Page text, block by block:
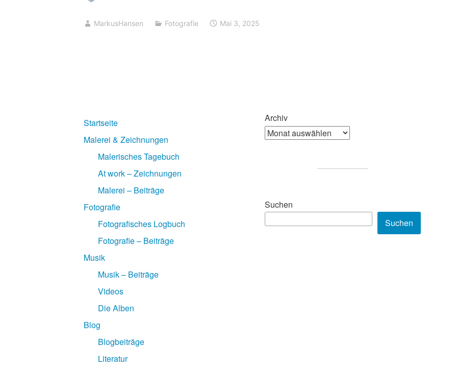
MarkusHansen Fotografie Mai 3, 2025
Startseite
Malerei & Zeichnungen
Malerisches Tagebuch
At work – Zeichnungen
Malerei – Beiträge
Fotografie
Fotografisches Logbuch
Fotografie – Beiträge
Musik
Musik – Beiträge
Videos
Die Alben
Blog
Blogbeiträge
Literatur
Archiv
Suchen
Suchen